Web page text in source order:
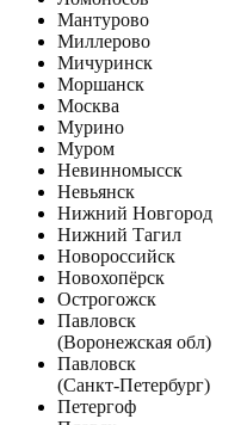
Мантурово
Миллерово
Мичуринск
Моршанск
Москва
Мурино
Муром
Невинномысск
Невьянск
Нижний Новгород
Нижний Тагил
Новороссийск
Новохопёрск
Острогожск
Павловск
(Воронежская обл)
Павловск
(Санкт-Петербург)
Петергоф